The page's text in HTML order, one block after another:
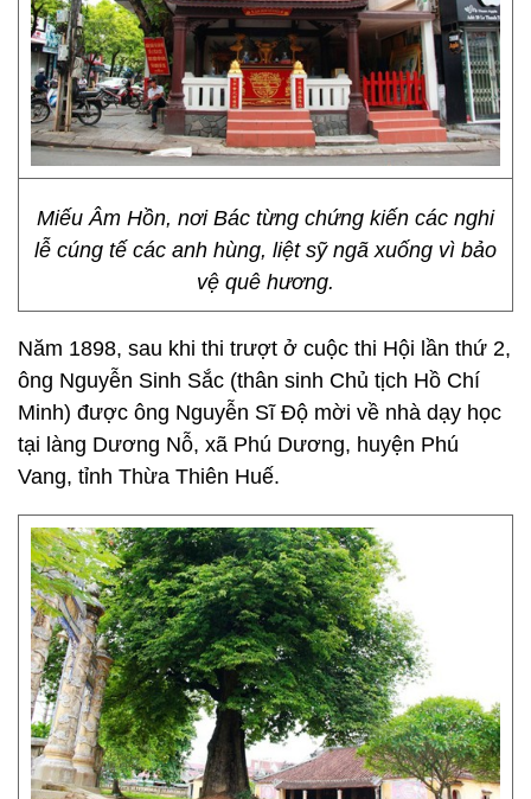
Miếu Âm Hồn, nơi Bác từng chứng kiến các nghi
lễ cúng tế các anh hùng, liệt sỹ ngã xuống vì bảo
vệ quê hương.
Năm 1898, sau khi thi trượt ở cuộc thi Hội lần thứ 2,
ông Nguyễn Sinh Sắc (thân sinh Chủ tịch Hồ Chí
Minh) được ông Nguyễn Sĩ Độ mời về nhà dạy học
tại làng Dương Nỗ, xã Phú Dương, huyện Phú
Vang, tỉnh Thừa Thiên Huế.